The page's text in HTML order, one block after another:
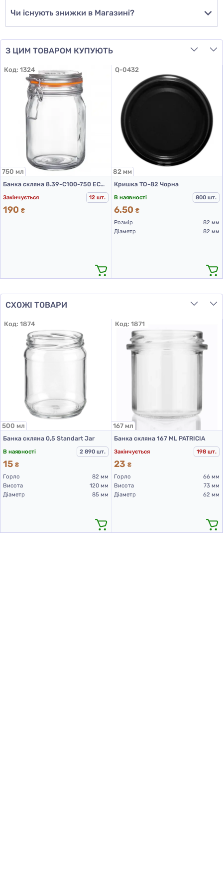
Чи існують знижки в Магазині?
З ЦИМ ТОВАРОМ КУПУЮТЬ
Код: 1324
750 мл
Банка скляна 8.39-С100-750 ECON ROUND (750 мл)
Закінчується
12 шт.
190 ₴
Q-0432
82 мм
Кришка ТО-82 Чорна
В наявності
800 шт.
6.50 ₴
Розмір
82 мм
Діаметр
82 мм
СХОЖІ ТОВАРИ
Код: 1874
500 мл
Банка скляна 0,5 Standart Jar
В наявності
2 890 шт.
15 ₴
Горло
82 мм
Висота
120 мм
Діаметр
85 мм
Код: 1871
167 мл
Банка скляна 167 ML PATRICIA
Закінчується
198 шт.
23 ₴
Горло
66 мм
Висота
73 мм
Діаметр
62 мм